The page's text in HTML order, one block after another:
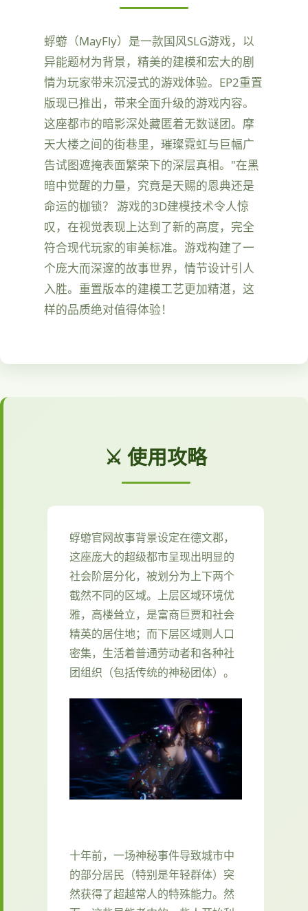
蜉蝣（MayFly）是一款国风SLG游戏，以
异能题材为背景，精美的建模和宏大的剧
情为玩家带来沉浸式的游戏体验。EP2重置
版现已推出，带来全面升级的游戏内容。
这座都市的暗影深处藏匿着无数谜团。摩
天大楼之间的街巷里，璀璨霓虹与巨幅广
告试图遮掩表面繁荣下的深层真相。"在黑
暗中觉醒的力量，究竟是天赐的恩典还是
命运的枷锁？ 游戏的3D建模技术令人惊
叹，在视觉表现上达到了新的高度，完全
符合现代玩家的审美标准。游戏构建了一
个庞大而深邃的故事世界，情节设计引人
入胜。重置版本的建模工艺更加精湛，这
样的品质绝对值得体验！
⚔️ 使用攻略
蜉蝣官网故事背景设定在德文郡，
这座庞大的超级都市呈现出明显的
社会阶层分化，被划分为上下两个
截然不同的区域。上层区域环境优
雅，高楼耸立，是富商巨贾和社会
精英的居住地；而下层区域则人口
密集，生活着普通劳动者和各种社
团组织（包括传统的神秘团体）。
十年前，一场神秘事件导致城市中
的部分居民（特别是年轻群体）突
然获得了超越常人的特殊能力。然